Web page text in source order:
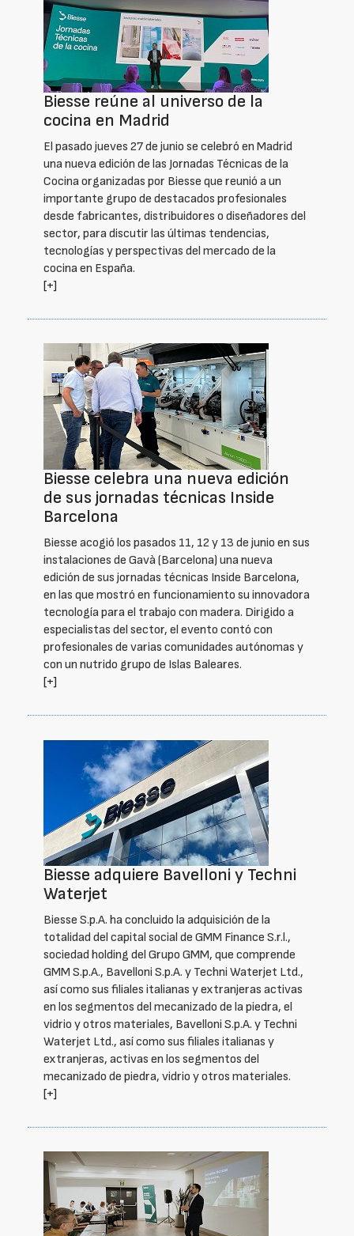
Biesse reúne al universo de la
cocina en Madrid
El pasado jueves 27 de junio se celebró en Madrid
una nueva edición de las Jornadas Técnicas de la
Cocina organizadas por Biesse que reunió a un
importante grupo de destacados profesionales
desde fabricantes, distribuidores o diseñadores del
sector, para discutir las últimas tendencias,
tecnologías y perspectivas del mercado de la
cocina en España.
[+]
Biesse celebra una nueva edición
de sus jornadas técnicas Inside
Barcelona
Biesse acogió los pasados 11, 12 y 13 de junio en sus
instalaciones de Gavà (Barcelona) una nueva
edición de sus jornadas técnicas Inside Barcelona,
en las que mostró en funcionamiento su innovadora
tecnología para el trabajo con madera. Dirigido a
especialistas del sector, el evento contó con
profesionales de varias comunidades autónomas y
con un nutrido grupo de Islas Baleares.
[+]
Biesse adquiere Bavelloni y Techni
Waterjet
Biesse S.p.A. ha concluido la adquisición de la
totalidad del capital social de GMM Finance S.r.l.,
sociedad holding del Grupo GMM, que comprende
GMM S.p.A., Bavelloni S.p.A. y Techni Waterjet Ltd.,
así como sus filiales italianas y extranjeras activas
en los segmentos del mecanizado de la piedra, el
vidrio y otros materiales, Bavelloni S.p.A. y Techni
Waterjet Ltd., así como sus filiales italianas y
extranjeras, activas en los segmentos del
mecanizado de piedra, vidrio y otros materiales.
[+]